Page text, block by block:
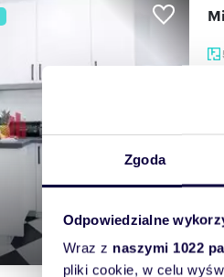
Zgoda
Odpowiedzialne
Wraz z naszymi 1022
pliki cookie, w celu